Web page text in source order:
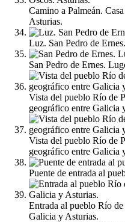
Camino a Palmeán.
Asturias.
Luz. San Pedro de
San Pedro de Ernes.
Vista del pueblo Río de
geográfico entre Galicia
Vista del pueblo Río de
geográfico entre Galicia
Puente de entrada al
Entrada al pueblo Río
Galicia y Asturias.